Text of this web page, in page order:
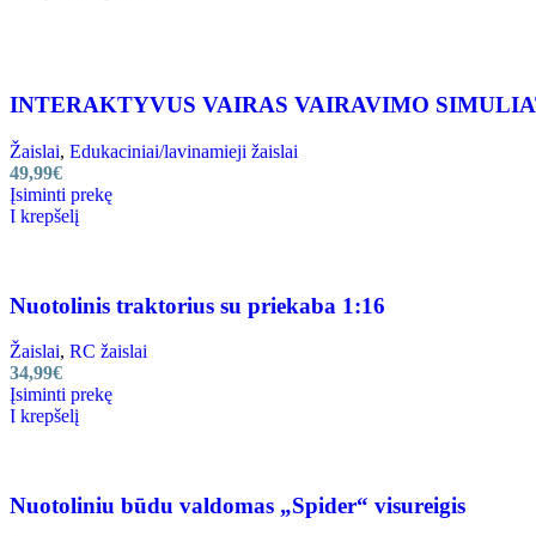
INTERAKTYVUS VAIRAS VAIRAVIMO
Žaislai, Edukaciniai/lavinamieji žaislai
49,99€
Įsiminti prekę
Į krepšelį
Nuotolinis traktorius su priekaba 1:16
Žaislai, RC žaislai
34,99€
Įsiminti prekę
Į krepšelį
Nuotoliniu būdu valdomas „Spider“ visureigis